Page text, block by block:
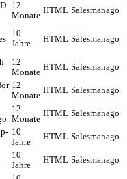
12
Monate
HTML Salesmanago
10
Jahre
HTML Salesmanago
12
Monate
HTML Salesmanago
12
Monate
HTML Salesmanago
12
Monate
HTML Salesmanago
10
Jahre
HTML Salesmanago
10
Jahre
HTML Salesmanago